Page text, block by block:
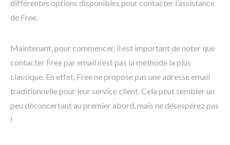
différentes options disponibles pour contacter l’assistance
de Free.
Maintenant, pour commencer, il est important de noter que
contacter Free par email n’est pas la méthode la plus
classique. En effet, Free ne propose pas une adresse email
traditionnelle pour leur service client. Cela peut sembler un
peu déconcertant au premier abord, mais ne désespérez pas
!